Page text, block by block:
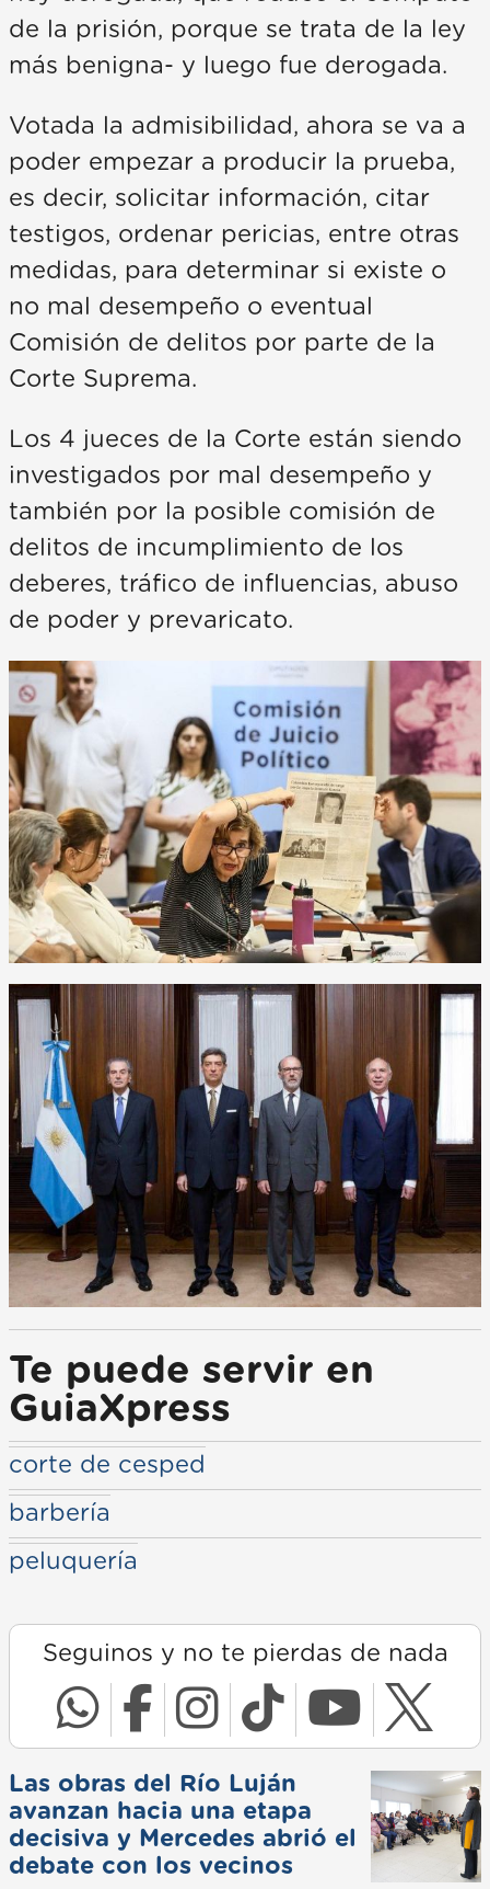
de la prisión, porque se trata de la ley
más benigna- y luego fue derogada.
Votada la admisibilidad, ahora se va a
poder empezar a producir la prueba,
es decir, solicitar información, citar
testigos, ordenar pericias, entre otras
medidas, para determinar si existe o
no mal desempeño o eventual
Comisión de delitos por parte de la
Corte Suprema.
Los 4 jueces de la Corte están siendo
investigados por mal desempeño y
también por la posible comisión de
delitos de incumplimiento de los
deberes, tráfico de influencias, abuso
de poder y prevaricato.
Te puede servir en
GuiaXpress
corte de cesped
barbería
peluquería
Seguinos y no te pierdas de nada
Las obras del Río Luján
avanzan hacia una etapa
decisiva y Mercedes abrió el
debate con los vecinos